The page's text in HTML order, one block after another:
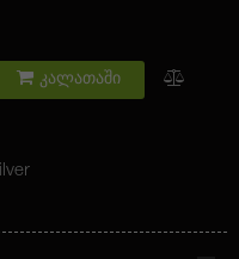
კალათაში